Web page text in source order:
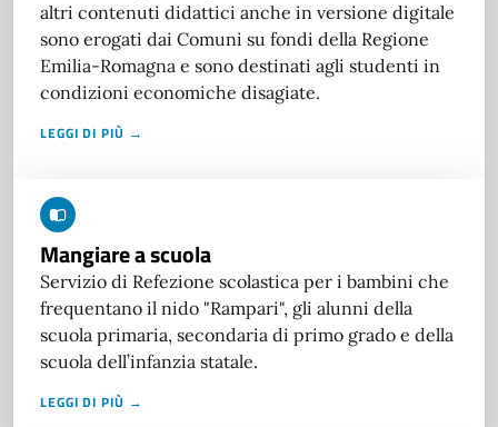
altri contenuti didattici anche in versione digitale
sono erogati dai Comuni su fondi della Regione
Emilia-Romagna e sono destinati agli studenti in
condizioni economiche disagiate.
LEGGI DI PIÙ →
Mangiare a scuola
Servizio di Refezione scolastica per i bambini che
frequentano il nido "Rampari", gli alunni della
scuola primaria, secondaria di primo grado e della
scuola dell’infanzia statale.
LEGGI DI PIÙ →